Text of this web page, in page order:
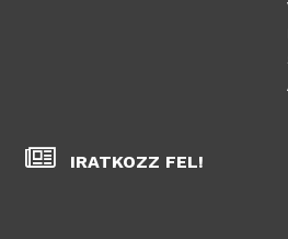
IRATKOZZ FEL!